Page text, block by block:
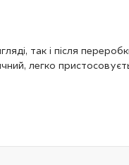
так і після
легко